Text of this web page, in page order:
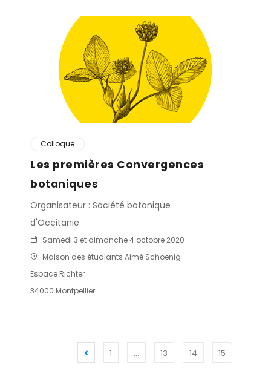
Colloque
Les premières Convergences
botaniques
Organisateur : Société botanique
d'Occitanie
Samedi 3 et dimanche 4 octobre 2020
Maison des étudiants Aimé Schoenig
Espace Richter
34000 Montpellier
1 … 13 14 15